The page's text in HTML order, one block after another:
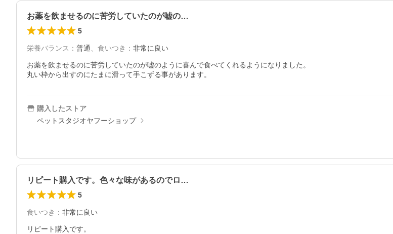
お薬を飲ませるのに苦労していたのが嘘の…
5
栄養バランス ： 普通 、 食いつき ： 非常に良い
お薬を飲ませるのに苦労していたのが嘘のように喜んで食べてくれるようになりました。
丸い枠から出すのにたまに滑って手こずる事があります。
購入したストア
ペットスタジオヤフーショップ
リピート購入です。色々な味があるのでロ…
5
食いつき ： 非常に良い
リピート購入です。